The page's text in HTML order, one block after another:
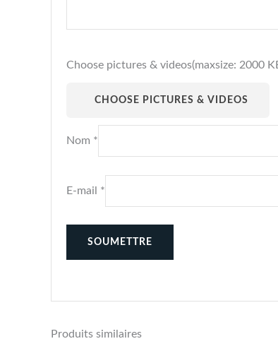
Choose pictures & videos(maxsize: 2000
CHOOSE PICTURES & VIDEOS
Nom *
E-mail *
Produits similaires